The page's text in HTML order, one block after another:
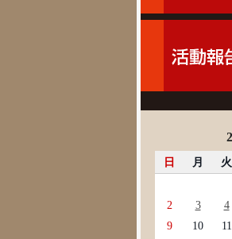
日 月 火
2
3 4
9
10 11